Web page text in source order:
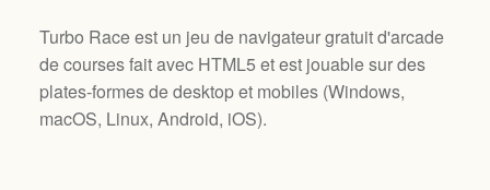
Turbo Race est un jeu de navigateur gratuit d'arcade
de courses fait avec HTML5 et est jouable sur des
plates-formes de desktop et mobiles (Windows,
macOS, Linux, Android, iOS).